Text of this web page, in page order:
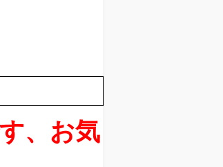
、お気